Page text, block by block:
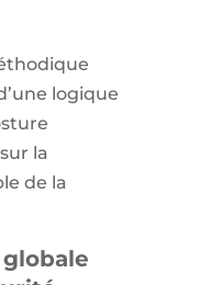
logique
la
de la